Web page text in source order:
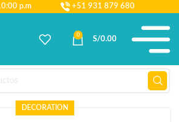
- 10:00 p.m +51 931 879 680
0
S/0.00
DECORATION